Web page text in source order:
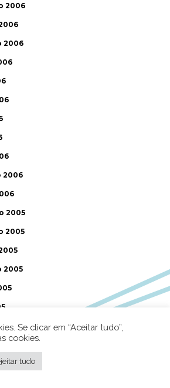
2006
2006
2006
2005
2005
2005
Se clicar em “Aceitar tudo”,
cookies.
tudo